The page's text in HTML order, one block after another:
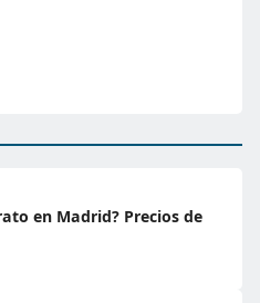
en Madrid? Precios de